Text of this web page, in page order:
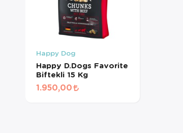
Happy Dog
Happy D.Dogs Favorite
Biftekli 15 Kg
1.950,00